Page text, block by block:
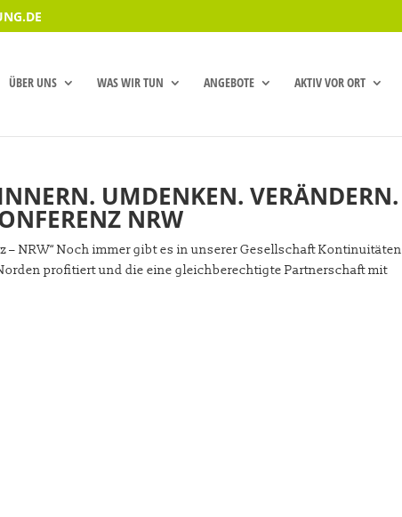
ÜBER UNS WAS WIR TUN ANGEBOTE AKTIV VOR ORT
UMDENKEN. VERÄNDERN.
NRW
– NRW“ Noch immer gibt es in unserer Gesellschaft Kontinuitäten
profitiert und die eine gleichberechtigte Partnerschaft mit